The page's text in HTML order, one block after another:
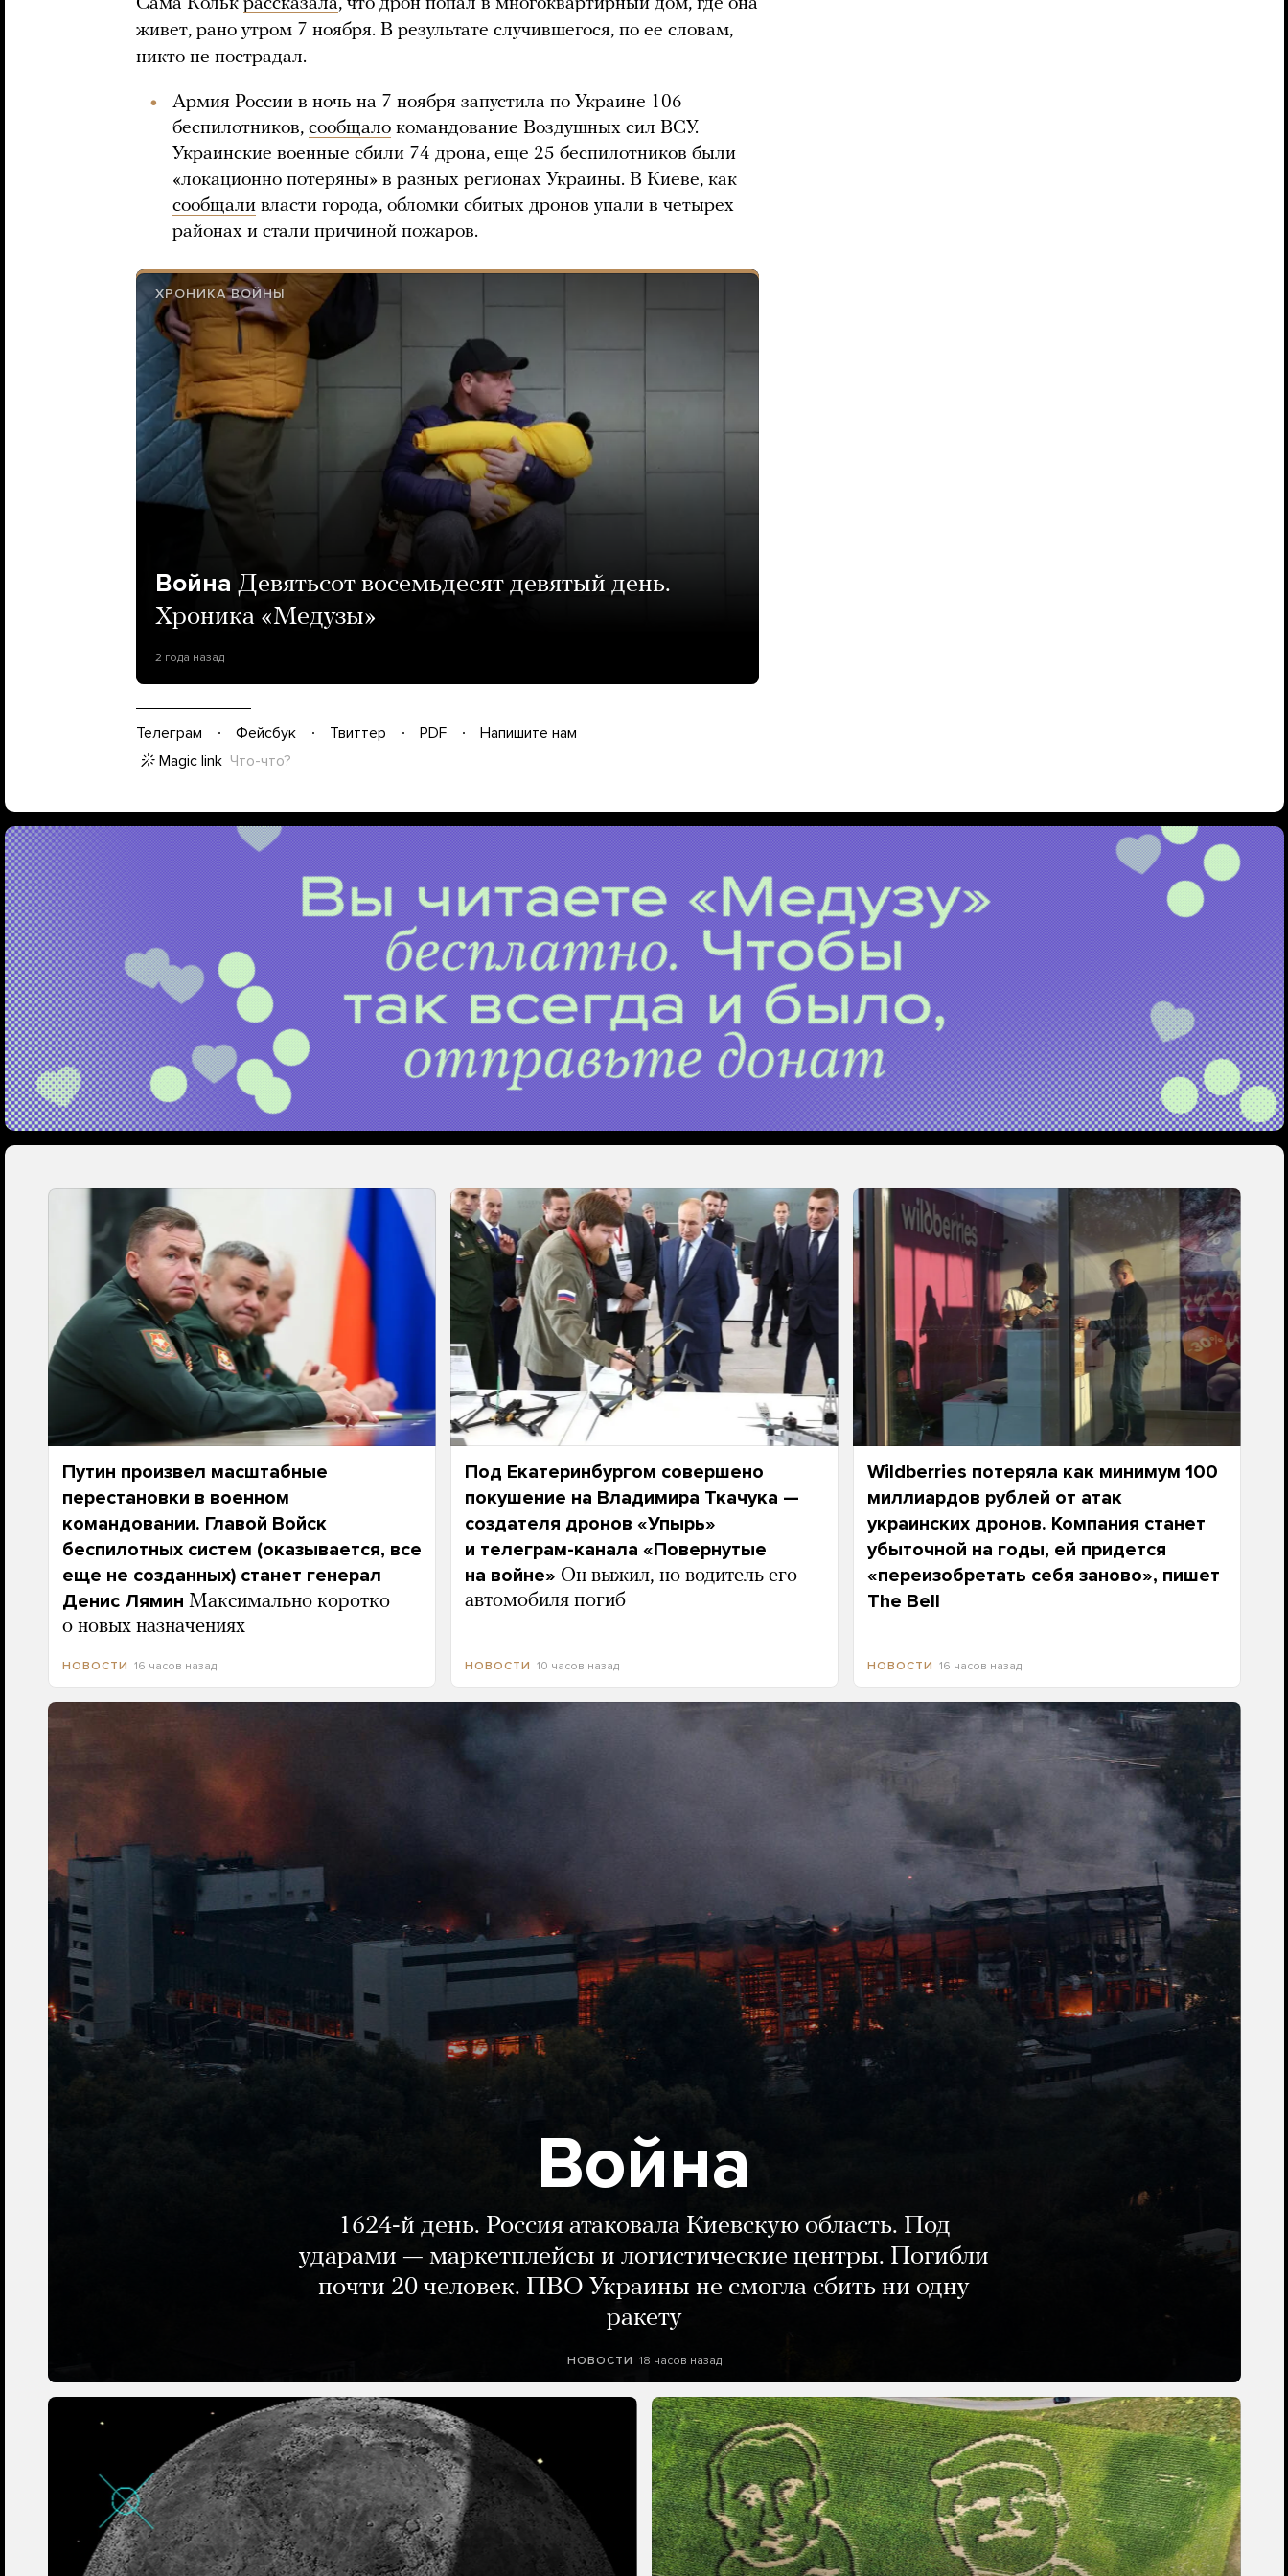
Сама Кольк рассказала, что дрон попал в многоквартирный дом, где она
живет, рано утром 7 ноября. В результате случившегося, по ее словам,
никто не пострадал.
Армия России в ночь на 7 ноября запустила по Украине 106
беспилотников, сообщало командование Воздушных сил ВСУ.
Украинские военные сбили 74 дрона, еще 25 беспилотников были
«локационно потеряны» в разных регионах Украины. В Киеве, как
сообщали власти города, обломки сбитых дронов упали в четырех
районах и стали причиной пожаров.
ХРОНИКА ВОЙНЫ
Война Девятьсот восемьдесят девятый день.
Хроника «Медузы»
2 года назад
Телеграм Фейсбук Твиттер PDF
Напишите нам
Magic link Что-что?
Путин произвел масштабные
перестановки в военном
командовании. Главой Войск
беспилотных систем (оказывается, все
еще не созданных) станет генерал
Денис Лямин Максимально коротко
о новых назначениях
НОВОСТИ 16 часов назад
Под Екатеринбургом совершено
покушение на Владимира Ткачука —
создателя дронов «Упырь»
и телеграм-канала «Повернутые
на войне» Он выжил, но водитель его
автомобиля погиб
НОВОСТИ 10 часов назад
Wildberries потеряла как минимум 100
миллиардов рублей от атак
украинских дронов. Компания станет
убыточной на годы, ей придется
«переизобретать себя заново», пишет
The Bell
НОВОСТИ 16 часов назад
Война
1624-й день. Россия атаковала Киевскую область. Под
ударами — маркетплейсы и логистические центры. Погибли
почти 20 человек. ПВО Украины не смогла сбить ни одну
ракету
НОВОСТИ 18 часов назад